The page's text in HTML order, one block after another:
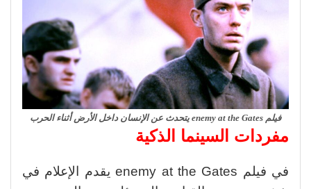
فيلم enemy at the Gates يتحدث عن الإنسان داخل الأرض أثناء الحرب
مفردات السينما الذكية
في فيلم enemy at the Gates يقدم الإعلام في